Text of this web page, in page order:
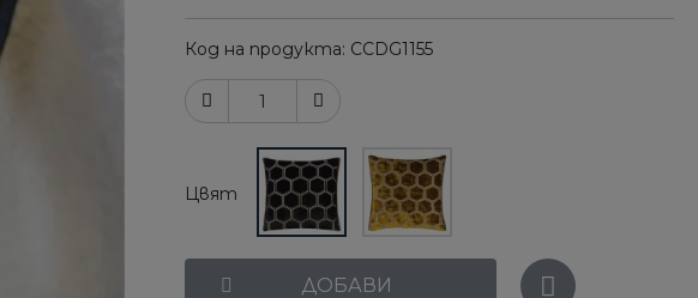
Код на продукта CCDG1155
Цвят
ДОБАВИ